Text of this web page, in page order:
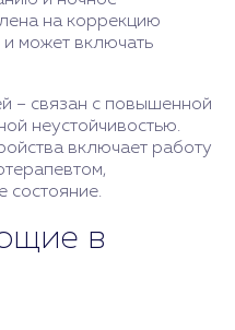
на коррекцию
может включать
– связан с повышенной
неустойчивостью.
включает работу
в